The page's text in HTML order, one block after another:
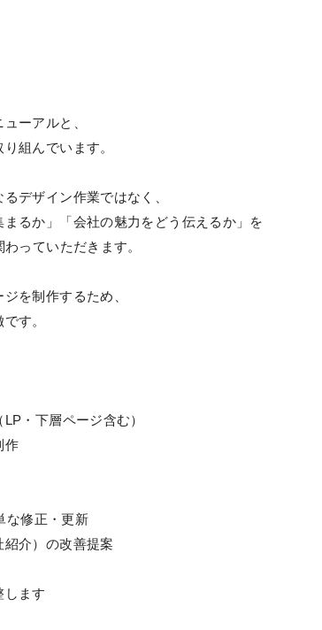
ーアルと、
組んでいます。
デザイン作業ではなく、
るか」「会社の魅力をどう伝えるか」を
っていただきます。
を制作するため、
す。
・下層ページ含む）
作
な修正・更新
紹介）の改善提案
ます